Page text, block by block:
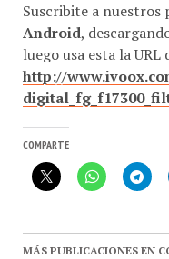
Suscribite a nuestros
Android,
luego usa esta la
http://
COMPARTE
MÁS PUBLICACIONES EN